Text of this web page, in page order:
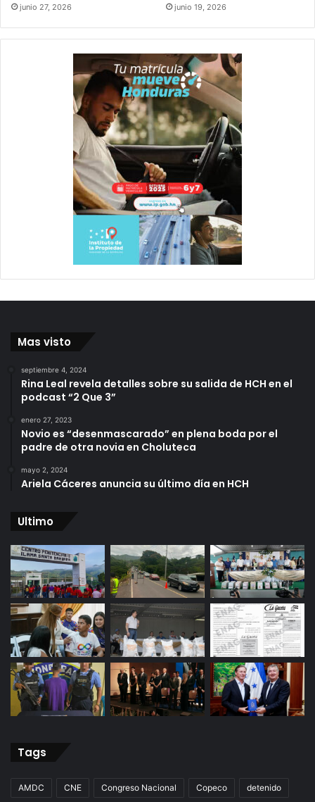
junio 27, 2026 junio 19, 2026
Mas visto
septiembre 4, 2024
Rina Leal revela detalles sobre su salida de HCH en el
podcast “2 Que 3”
enero 27, 2023
Novio es “desenmascarado” en plena boda por el
padre de otra novia en Choluteca
mayo 2, 2024
Ariela Cáceres anuncia su último día en HCH
Ultimo
Tags
AMDC CNE Congreso Nacional Copeco detenido